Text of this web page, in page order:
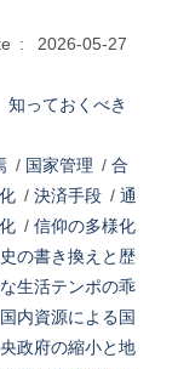
:
2026-05-27
知っておくべき
/ 国家管理 / 合
/ 決済手段 / 通
/ 信仰の多様化
の書き換えと歴
生活テンポの乖
国内資源による国
政府の縮小と地